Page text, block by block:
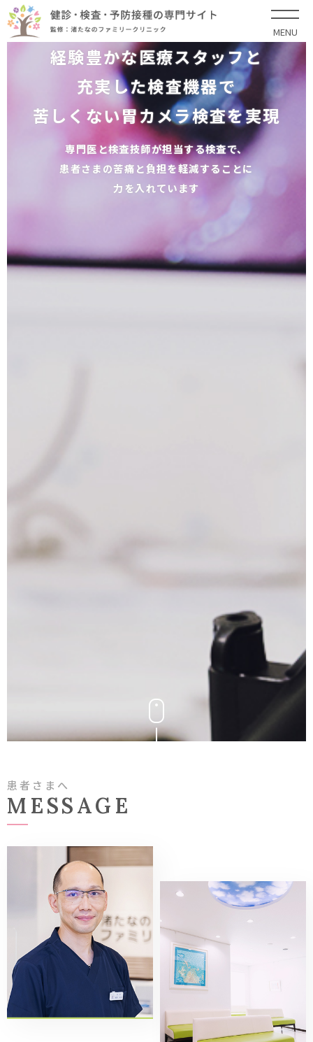
MENU
診察・検査・健診の全てに
高い専門性と技術による
医療を提供
渚たなのファミリークリニックは
枚方市・御殿山エリアの
住民の皆さまの健康を見守っています
経験豊かな医療スタッフと
充実した検査機器で
苦しくない胃カメラ検査を実現
専門医と検査技師が担当する検査で、
患者さまの苦痛と負担を軽減することに
力を入れています
“検査は自分と愛する人へ贈る
メッセージカード”
悔いのない人生を送るために
年1回、続けてほしい
悪くなってから検査を行うのではなく、
自分の健康状態を常にチェックし、
健康を維持するための検査を
渚たなのファミリークリニックにぜひ
ご相談ください
患者さまへ
MESSAGE